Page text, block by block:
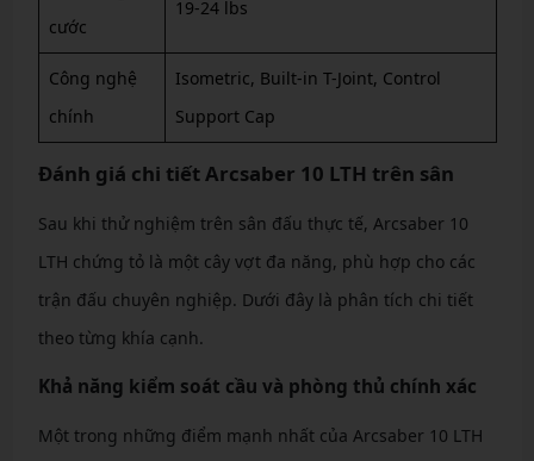
cước
19-24 lbs
Công nghệ
chính
Isometric, Built-in T-Joint, Control
Support Cap
Đánh giá chi tiết Arcsaber 10 LTH trên sân
Sau khi thử nghiệm trên sân đấu thực tế, Arcsaber 10
LTH chứng tỏ là một cây vợt đa năng, phù hợp cho các
trận đấu chuyên nghiệp. Dưới đây là phân tích chi tiết
theo từng khía cạnh.
Khả năng kiểm soát cầu và phòng thủ chính xác
Một trong những điểm mạnh nhất của Arcsaber 10 LTH